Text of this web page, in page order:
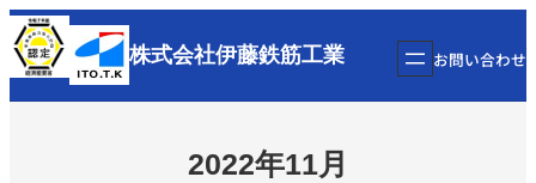
内
容
を
株式会社伊藤鉄筋工業 お問い合わせ
2022年11月